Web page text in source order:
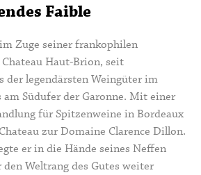
Faible
Zuge seiner frankophilen
Chateau Haut-Brion, seit
der legendärsten Weingüter im
am Südufer der Garonne. Mit einer
für Spitzenweine in Bordeaux
zurDomaine Clarence Dillon.
er in die Hände seines Neffen
den Weltrang des Gutes weiter